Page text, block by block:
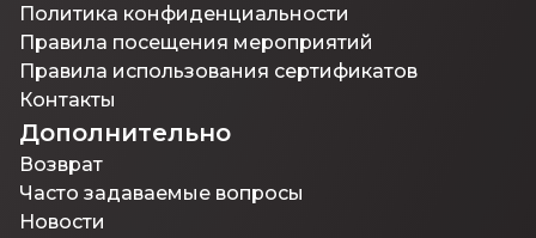
Политика конфиденциальности
Правила посещения мероприятий
Правила использования сертификатов
Контакты
Дополнительно
Возврат
Часто задаваемые вопросы
Новости